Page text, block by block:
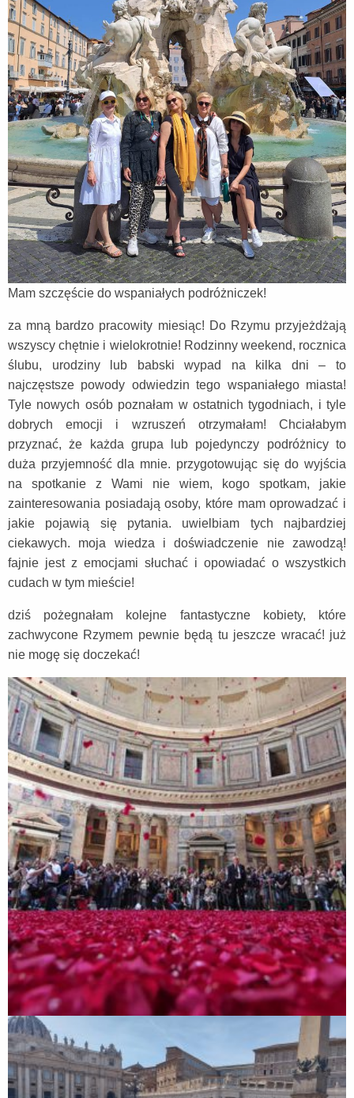
Mam szczęście do wspaniałych podróżniczek!
za mną bardzo pracowity miesiąc! Do Rzymu przyjeżdżają
wszyscy chętnie i wielokrotnie! Rodzinny weekend, rocznica
ślubu, urodziny lub babski wypad na kilka dni – to
najczęstsze powody odwiedzin tego wspaniałego miasta!
Tyle nowych osób poznałam w ostatnich tygodniach, i tyle
dobrych emocji i wzruszeń otrzymałam! Chciałabym
przyznać, że każda grupa lub pojedynczy podróżnicy to
duża przyjemność dla mnie. przygotowując się do wyjścia
na spotkanie z Wami nie wiem, kogo spotkam, jakie
zainteresowania posiadają osoby, które mam oprowadzać i
jakie pojawią się pytania. uwielbiam tych najbardziej
ciekawych. moja wiedza i doświadczenie nie zawodzą!
fajnie jest z emocjami słuchać i opowiadać o wszystkich
cudach w tym mieście!
dziś pożegnałam kolejne fantastyczne kobiety, które
zachwycone Rzymem pewnie będą tu jeszcze wracać! już
nie mogę się doczekać!